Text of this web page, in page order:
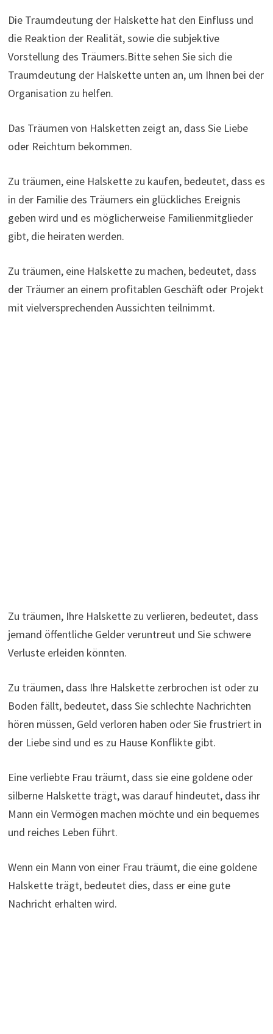
Die Traumdeutung der Halskette hat den Einfluss und
die Reaktion der Realität, sowie die subjektive
Vorstellung des Träumers.Bitte sehen Sie sich die
Traumdeutung der Halskette unten an, um Ihnen bei der
Organisation zu helfen.
Das Träumen von Halsketten zeigt an, dass Sie Liebe
oder Reichtum bekommen.
Zu träumen, eine Halskette zu kaufen, bedeutet, dass es
in der Familie des Träumers ein glückliches Ereignis
geben wird und es möglicherweise Familienmitglieder
gibt, die heiraten werden.
Zu träumen, eine Halskette zu machen, bedeutet, dass
der Träumer an einem profitablen Geschäft oder Projekt
mit vielversprechenden Aussichten teilnimmt.
Zu träumen, Ihre Halskette zu verlieren, bedeutet, dass
jemand öffentliche Gelder veruntreut und Sie schwere
Verluste erleiden könnten.
Zu träumen, dass Ihre Halskette zerbrochen ist oder zu
Boden fällt, bedeutet, dass Sie schlechte Nachrichten
hören müssen, Geld verloren haben oder Sie frustriert in
der Liebe sind und es zu Hause Konflikte gibt.
Eine verliebte Frau träumt, dass sie eine goldene oder
silberne Halskette trägt, was darauf hindeutet, dass ihr
Mann ein Vermögen machen möchte und ein bequemes
und reiches Leben führt.
Wenn ein Mann von einer Frau träumt, die eine goldene
Halskette trägt, bedeutet dies, dass er eine gute
Nachricht erhalten wird.